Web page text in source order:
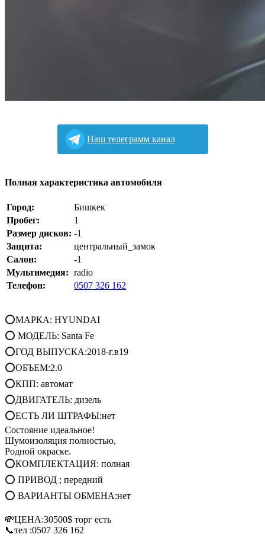
Наш телеграмм канал
Полная характеристика автомобиля
Город:
Бишкек
Пробег:
1
Размер дисков: -1
Защита:
центральный_замок
Салон:
-1
Мультимедия: radio
Телефон:
0507 326 162
⭕МАРКА: HYUNDAI
⭕ МОДЕЛЬ: Santa Fe
⭕ГОД ВЫПУСКА:2018-г.в19
⭕ОБЪЕМ:2.0
⭕КПП: автомат
⭕ДВИГАТЕЛЬ: дизель
⭕ЕСТЬ ЛИ ШТРАФЫ:нет
Состояние идеальное!
Шумоизоляция полностью,
Родной окраске.
⭕КОМПЛЕКТАЦИЯ: полная
⭕ ПРИВОД ; передний
⭕ ВАРИАНТЫ ОБМЕНА:нет
💸ЦЕНА:30500$ торг есть
📞тел :0507 326 162